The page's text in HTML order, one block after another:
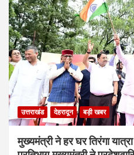
उत्तराखंड देहरादून बड़ी खबर
मुख्यमंत्री ने हर घर तिरंगा